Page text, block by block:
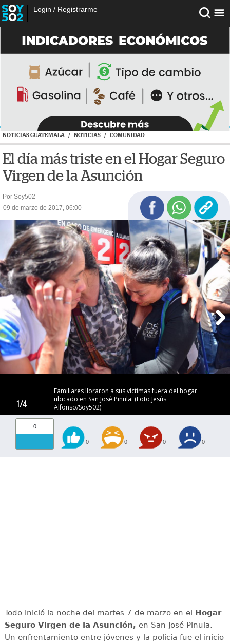
Login / Registrarme
NOTICIAS GUATEMALA / NOTICIAS / COMUNIDAD
El día más triste en el Hogar Seguro
Virgen de la Asunción
Por Soy502
09 de marzo de 2017, 06:00
1/4
Familiares lloraron a sus víctimas fuera del hogar
ubicado en San José Pinula. (Foto Jesús
Alfonso/Soy502)
0
0 0 0 0
Todo inició la noche del martes 7 de marzo en el Hogar
Seguro Virgen de la Asunción, en San José Pinula.
Un enfrentamiento entre jóvenes y la policía fue el inicio